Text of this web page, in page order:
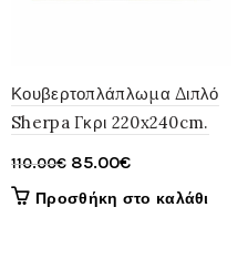
Κουβερτοπλάπλωμα Διπλό
Sherpa Γκρι 220x240cm.
110.00€ Original
price
85.00€Η
τρέχουσα
Προσθήκη στο καλάθι